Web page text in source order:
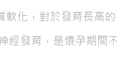
化，對於發育長高
發育，是懷孕期間